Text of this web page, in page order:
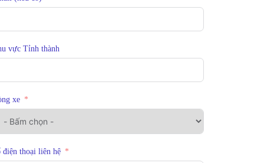
vực Tỉnh thành
xe
điện thoại liên hệ